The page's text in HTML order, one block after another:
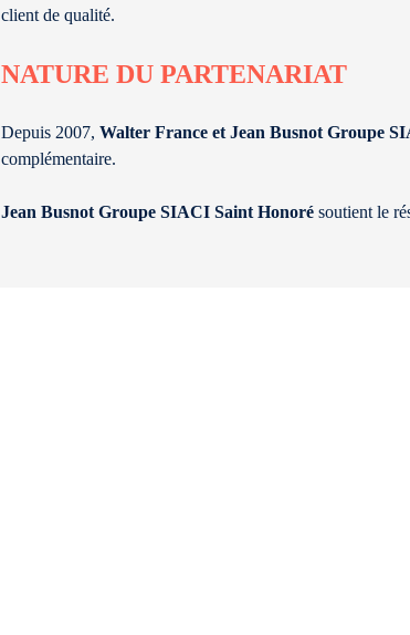
client de qualité.
NATURE DU PARTENARIAT
Depuis 2007, Walter France et Jean Busnot Groupe
complémentaire.
Jean Busnot Groupe SIACI Saint Honoré soutient le